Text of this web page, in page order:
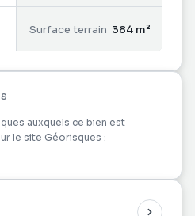
à St Leu. De la
petite vue mer. Préférez
svp. AGENCES ET
Surface terrain 384 m²
auxquels ce bien est
le site Géorisques :